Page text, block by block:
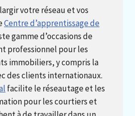
votre réseau et vos
Centre d’apprentissage de
gamme d’occasions de
professionnel pour les
immobiliers, y compris la
des clients internationaux.
facilite le réseautage et les
pour les courtiers et